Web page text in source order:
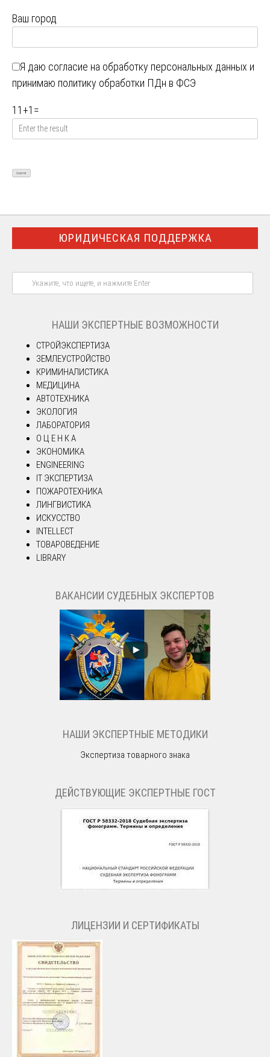
Ваш город
Я даю согласие на обработку персональных данных и
принимаю политику обработки ПДн в ФСЭ
11 +1 =
ЮРИДИЧЕСКАЯ ПОДДЕРЖКА
НАШИ ЭКСПЕРТНЫЕ ВОЗМОЖНОСТИ
СТРОЙЭКСПЕРТИЗА
ЗЕМЛЕУСТРОЙСТВО
КРИМИНАЛИСТИКА
МЕДИЦИНА
АВТОТЕХНИКА
ЭКОЛОГИЯ
ЛАБОРАТОРИЯ
О Ц Е Н К А
ЭКОНОМИКА
ENGINEERING
IT ЭКСПЕРТИЗА
ПОЖАРОТЕХНИКА
ЛИНГВИСТИКА
ИСКУССТВО
INTELLECT
ТОВАРОВЕДЕНИЕ
LIBRARY
ВАКАНСИИ СУДЕБНЫХ ЭКСПЕРТОВ
НАШИ ЭКСПЕРТНЫЕ МЕТОДИКИ
Экспертиза товарного знака
ДЕЙСТВУЮЩИЕ ЭКСПЕРТНЫЕ ГОСТ
ЛИЦЕНЗИИ И СЕРТИФИКАТЫ